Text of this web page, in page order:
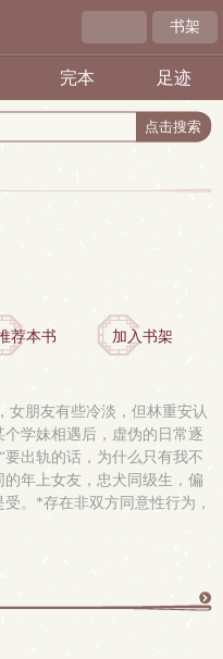
书架
完本 足迹
荐本书 加入书架
女朋友有些冷淡，但林重安认
学妹相遇后，虚伪的日常逐
出轨的话，为什么只有我不
的年上女友，忠犬同级生，偏
。*存在非双方同意性行为，